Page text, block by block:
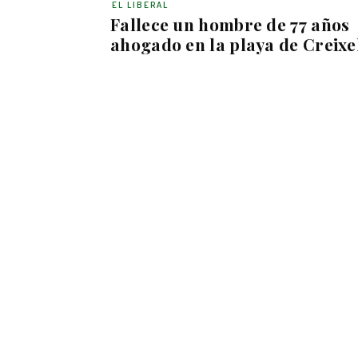
Fallece un hombre de 77 años
ahogado en la playa de
EL LIBERAL